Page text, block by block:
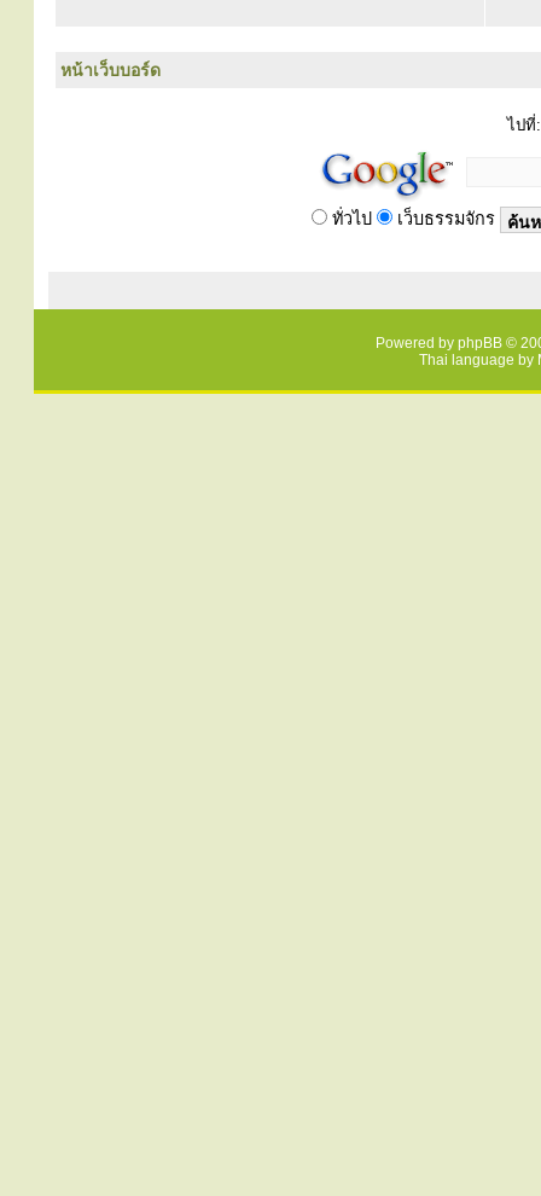
หน้าเว็บบอร์ด
ไปที่:
ทั่วไป เว็บธรรมจักร
Powered by phpBB ©
Thai language by